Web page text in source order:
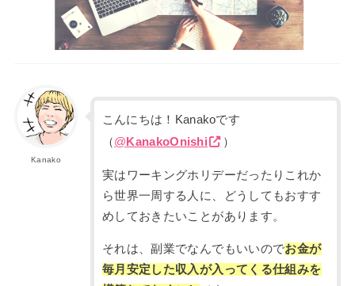
Kanako
こんにちは！Kanakoです
（@ KanakoOnishi ）
実はワーキングホリデーだったりこれか
ら世界一周する人に、どうしてもおすす
めしておきたいことがあります。
それは、副業でなんでもいいのでお金が
毎月安定した収入が入ってくる仕組みを